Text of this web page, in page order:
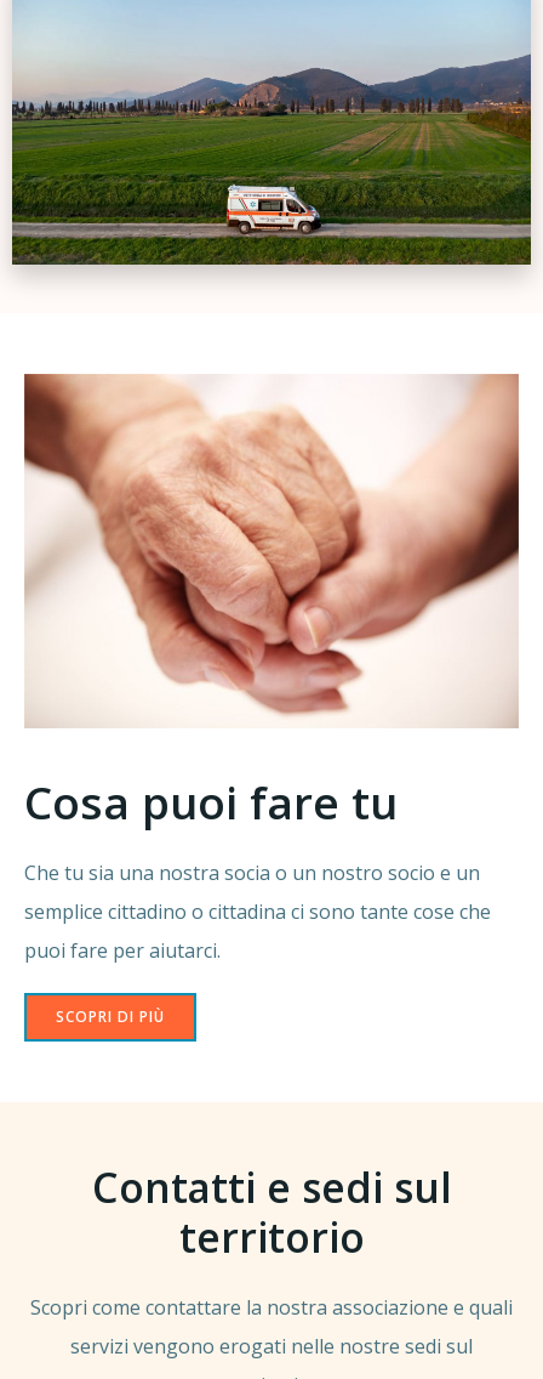
Cosa puoi fare tu
Che tu sia una nostra socia o un nostro socio e un
semplice cittadino o cittadina ci sono tante cose che
puoi fare per aiutarci.
SCOPRI DI PIÙ
Contatti e sedi sul
territorio
Scopri come contattare la nostra associazione e quali
servizi vengono erogati nelle nostre sedi sul